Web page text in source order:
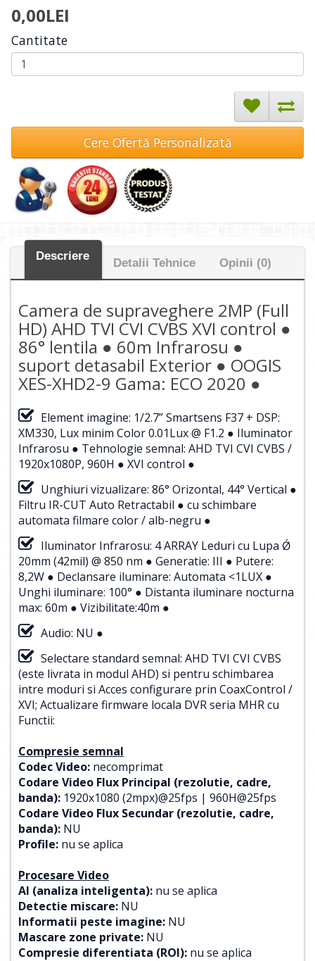
0,00LEI
Cantitate
Cere Ofertă Personalizată
Descriere
Detalii Tehnice Opinii (0)
Camera de supraveghere 2MP (Full
HD) AHD TVI CVI CVBS XVI control ●
86° lentila ● 60m Infrarosu ●
suport detasabil Exterior ● OOGIS
XES-XHD2-9 Gama: ECO 2020 ●
Element imagine: 1/2.7” Smartsens F37 + DSP:
XM330, Lux minim Color 0.01Lux @ F1.2 ● Iluminator
Infrarosu ● Tehnologie semnal: AHD TVI CVI CVBS /
1920x1080P, 960H ● XVI control ●
Unghiuri vizualizare: 86° Orizontal, 44° Vertical ●
Filtru IR-CUT Auto Retractabil ● cu schimbare
automata filmare color / alb-negru ●
Iluminator Infrarosu: 4 ARRAY Leduri cu Lupa Ǿ
20mm (42mil) @ 850 nm ● Generatie: III ● Putere:
8,2W ● Declansare iluminare: Automata <1LUX ●
Unghi iluminare: 100° ● Distanta iluminare nocturna
max: 60m ● Vizibilitate:40m ●
Audio: NU ●
Selectare standard semnal: AHD TVI CVI CVBS
(este livrata in modul AHD) si pentru schimbarea
intre moduri si Acces configurare prin CoaxControl /
XVI; Actualizare firmware locala DVR seria MHR cu
Functii:
Compresie semnal
Codec Video: necomprimat
Codare Video Flux Principal (rezolutie, cadre,
banda): 1920x1080 (2mpx)@25fps | 960H@25fps
Codare Video Flux Secundar (rezolutie, cadre,
banda): NU
Profile: nu se aplica
Procesare Video
AI (analiza inteligenta): nu se aplica
Detectie miscare: NU
Informatii peste imagine: NU
Mascare zone private: NU
Compresie diferentiata (ROI): nu se aplica